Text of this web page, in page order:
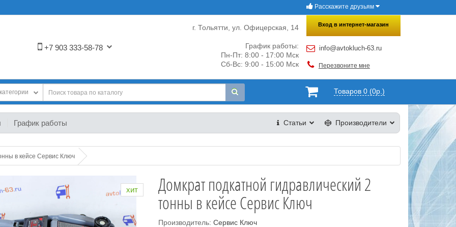
×
Расскажите друзьям
+7 903 333-58-78
Вход в интернет-магазин
info@avtokluch-63.ru
Перезвоните мне
г. Тольятти, ул. Офицерская, 14
График работы:
Пн-Пт: 8:00 - 17:00 Мск
Сб-Вс: 9:00 - 15:00 Мск
Товаров 0 (0р.)
График работы Производители
Статьи
в кейсе Сервис Ключ
хит
Домкрат подкатной гидравлический 2
тонны в кейсе Сервис Ключ
Производитель:Сервис Ключ